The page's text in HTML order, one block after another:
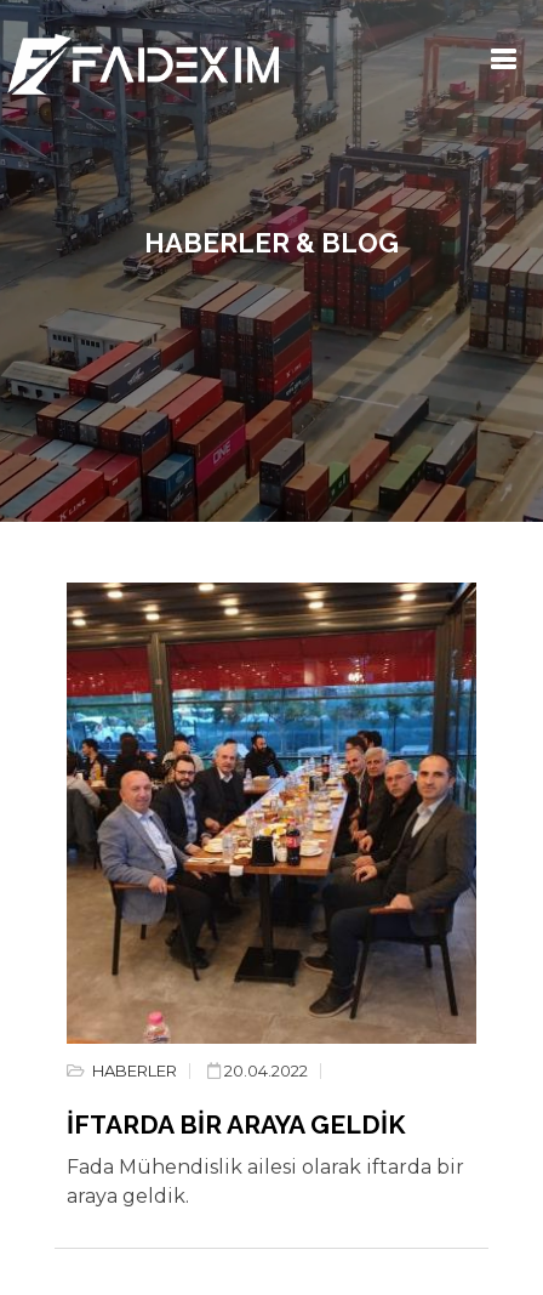
HABERLER & BLOG
HABERLER 20.04.2022
İFTARDA BİR ARAYA GELDİK
Fada Mühendislik ailesi olarak iftarda bir
araya geldik.